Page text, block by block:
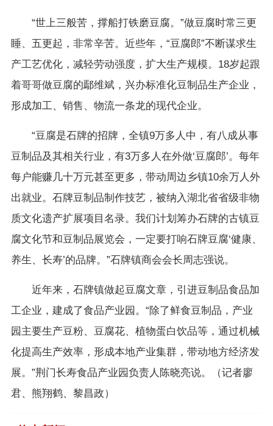
“世上三般苦，撑船打铁磨豆腐。”做豆腐时常三更
睡、五更起，非常辛苦。近些年，“豆腐郎”不断谋求生
产工艺优化，减轻劳动强度，扩大生产规模。18岁起跟
着哥哥做豆腐的鄢维斌，兴办标准化豆制品生产企业，
形成加工、销售、物流一条龙的现代企业。
“豆腐是石牌的招牌，全镇9万多人中，有八成从事
豆制品及其相关行业，有3万多人在外做‘豆腐郎’。每年
每户能赚几十万元甚至更多，带动周边乡镇10余万人外
出就业。石牌豆制品制作技艺，被纳入湖北省省级非物
质文化遗产扩展项目名录。我们计划筹办石牌的古镇豆
腐文化节和豆制品展览会，一定要打响石牌豆腐‘健康、
养生、长寿’的品牌。”石牌镇商会会长周志强说。
近年来，石牌镇做起豆腐文章，引进豆制品食品加
工企业，建成了食品产业园。“除了鲜食豆制品，产业
园主要生产豆粉、豆腐花、植物蛋白饮品等，通过机械
化提高生产效率，形成本地产业集群，带动地方经济发
展。”荆门长寿食品产业园负责人陈晓亮说。（记者廖
君、熊翔鹤、黎昌政）